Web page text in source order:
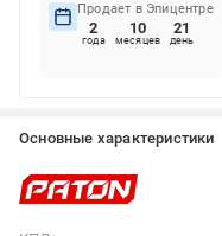
Продает в Эпицентре
2
года
10
месяцев
21
день
Основные характеристики